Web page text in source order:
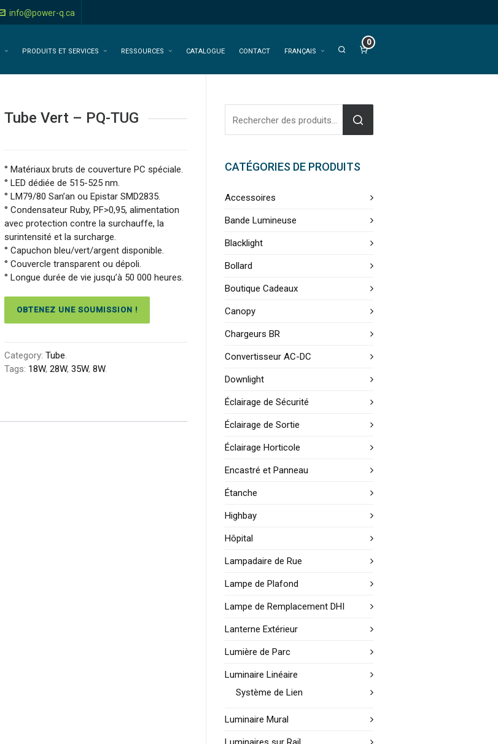
info@power-q.ca
PRODUITS ET SERVICES RESSOURCES CATALOGUE CONTACT FRANÇAIS
0
Tube Vert – PQ-TUG
° Matériaux bruts de couverture PC spéciale.
° LED dédiée de 515-525 nm.
° LM79/80 San’an ou Epistar SMD2835.
° Condensateur Ruby, PF>0,95, alimentation
avec protection contre la surchauffe, la
surintensité et la surcharge.
° Capuchon bleu/vert/argent disponible.
° Couvercle transparent ou dépoli.
° Longue durée de vie jusqu’à 50 000 heures.
OBTENEZ UNE SOUMISSION !
Category:Tube.
Tags: 18W,28W,35W,8W.
CATÉGORIES DE PRODUITS
Accessoires
Bande Lumineuse
Blacklight
Bollard
Boutique Cadeaux
Canopy
Chargeurs BR
Convertisseur AC-DC
Downlight
Éclairage de Sécurité
Éclairage de Sortie
Éclairage Horticole
Encastré et Panneau
Étanche
Highbay
Hôpital
Lampadaire de Rue
Lampe de Plafond
Lampe de Remplacement DHI
Lanterne Extérieur
Lumière de Parc
Luminaire Linéaire
Système de Lien
Luminaire Mural